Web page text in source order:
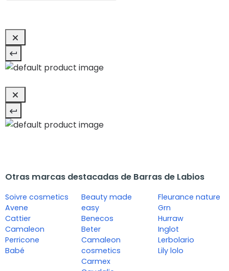
Otras marcas destacadas de Barras de Labios
Soivre cosmetics
Avene
Cattier
Camaleon
Perricone
Babé
Beauty made
easy
Benecos
Beter
Camaleon
cosmetics
Carmex
Fleurance nature
Grn
Hurraw
Inglot
Lerbolario
Lily lolo